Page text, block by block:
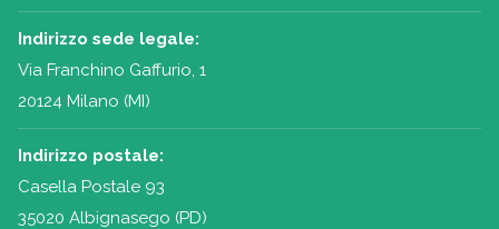
Indirizzo sede legale:
Via Franchino Gaffurio, 1
20124 Milano (MI)
Indirizzo postale:
Casella Postale 93
35020 Albignasego (PD)